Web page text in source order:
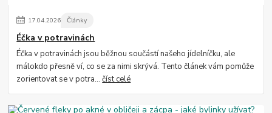
17.04.2026 Články
Éčka v potravinách
Éčka v potravinách jsou běžnou součástí našeho jídelníčku, ale
málokdo přesně ví, co se za nimi skrývá. Tento článek vám pomůže
zorientovat se v potra...číst celé